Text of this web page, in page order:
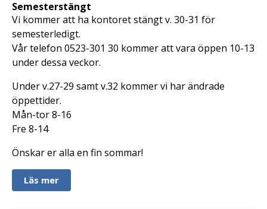
Semesterstängt
Vi kommer att ha kontoret stängt v. 30-31 för
semesterledigt.
Vår telefon 0523-301 30 kommer att vara öppen 10-13
under dessa veckor.
Under v.27-29 samt v.32 kommer vi har ändrade
öppettider.
Mån-tor 8-16
Fre 8-14
Önskar er alla en fin sommar!
Läs mer